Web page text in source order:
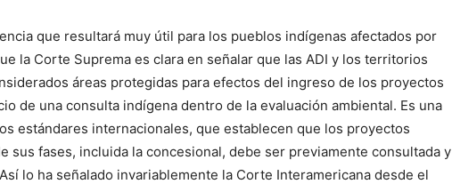
que resultará muy útil para los pueblos indígenas afectados por
la Corte Suprema es clara en señalar que las ADI y los territorios
áreas protegidas para efectos del ingreso de los proyectos
de una consulta indígena dentro de la evaluación ambiental. Es una
estándares internacionales, que establecen que los proyectos
sus fases, incluida la concesional, debe ser previamente consultada y
lo ha señalado invariablemente la Corte Interamericana desde el